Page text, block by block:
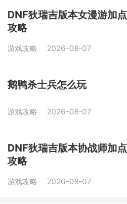
DNF狄瑞吉版本女漫游加点
攻略
游戏攻略 2026-08-07
鹅鸭杀士兵怎么玩
游戏攻略 2026-08-07
DNF狄瑞吉版本协战师加点
攻略
游戏攻略 2026-08-07